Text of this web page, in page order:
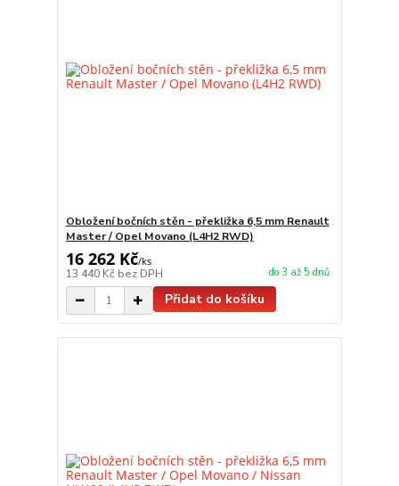
Obložení bočních stěn - překližka 6,5 mm Renault
Master / Opel Movano (L4H2 RWD)
16 262 Kč/ks
13 440 Kč bez DPH do 3 až 5 dnů
Přidat do košíku